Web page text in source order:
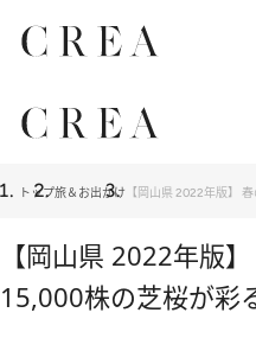
トップ旅＆お出かけ 【岡山県 2022年版】
【岡山県 2022年版
15,000株の芝桜が彩